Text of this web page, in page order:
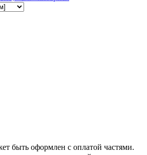
быть оформлен с оплатой частями.